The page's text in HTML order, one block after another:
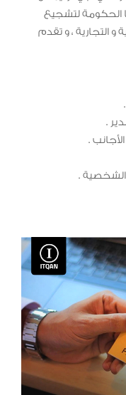
الحكومة لتشجيع
و التجارية ، و تقدم
.
.
الشخصية .